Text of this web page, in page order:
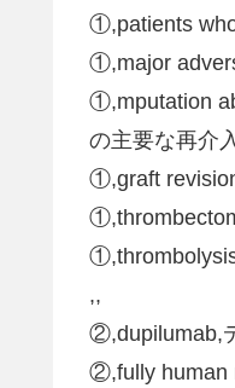
①,patients
①,major
①,mputation
の主要な再介入
①,graft
,,
②,dupilumab,
②,fully human